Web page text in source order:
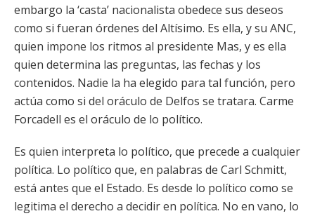
embargo la ‘casta’ nacionalista obedece sus deseos
como si fueran órdenes del Altísimo. Es ella, y su ANC,
quien impone los ritmos al presidente Mas, y es ella
quien determina las preguntas, las fechas y los
contenidos. Nadie la ha elegido para tal función, pero
actúa como si del oráculo de Delfos se tratara. Carme
Forcadell es el oráculo de lo político.
Es quien interpreta lo político, que precede a cualquier
política. Lo político que, en palabras de Carl Schmitt,
está antes que el Estado. Es desde lo político como se
legitima el derecho a decidir en política. No en vano, lo